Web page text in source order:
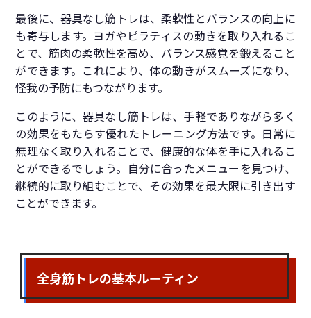
最後に、器具なし筋トレは、柔軟性とバランスの向上に
も寄与します。ヨガやピラティスの動きを取り入れるこ
とで、筋肉の柔軟性を高め、バランス感覚を鍛えること
ができます。これにより、体の動きがスムーズになり、
怪我の予防にもつながります。
このように、器具なし筋トレは、手軽でありながら多く
の効果をもたらす優れたトレーニング方法です。日常に
無理なく取り入れることで、健康的な体を手に入れるこ
とができるでしょう。自分に合ったメニューを見つけ、
継続的に取り組むことで、その効果を最大限に引き出す
ことができます。
全身筋トレの基本ルーティン